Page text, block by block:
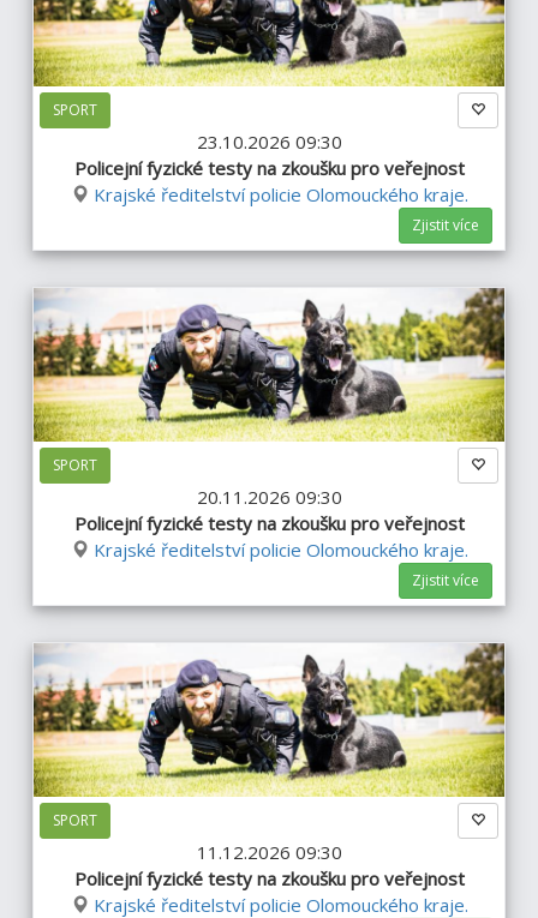
SPORT
23.10.2026 09:30
Policejní fyzické testy na zkoušku pro veřejnost
Krajské ředitelství policie Olomouckého kraje.
Zjistit více
SPORT
20.11.2026 09:30
Policejní fyzické testy na zkoušku pro veřejnost
Krajské ředitelství policie Olomouckého kraje.
Zjistit více
SPORT
11.12.2026 09:30
Policejní fyzické testy na zkoušku pro veřejnost
Krajské ředitelství policie Olomouckého kraje.